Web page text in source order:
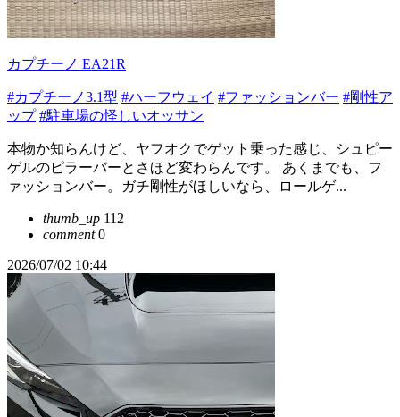
カプチーノ EA21R
#カプチーノ3.1型 #ハーフウェイ #ファッションバー #剛性ア
ップ #駐車場の怪しいオッサン
本物か知らんけど、ヤフオクでゲット乗った感じ、シュピー
ゲルのピラーバーとさほど変わらんです。 あくまでも、フ
ァッションバー。ガチ剛性がほしいなら、ロールゲ...
thumb_up 112
comment0
2026/07/02 10:44